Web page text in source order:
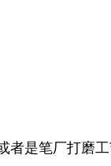
是笔厂打磨